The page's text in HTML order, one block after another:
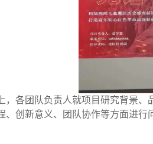
，各团队负责人就项目研究背景
、创新意义、团队协作等方面进行